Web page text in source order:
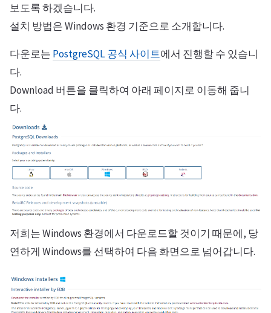
보도록 하겠습니다.
설치 방법은 Windows 환경 기준으로 소개합니다.
다운로는 PostgreSQL 공식 사이트에서 진행할 수 있습니
다.
Download 버튼을 클릭하여 아래 페이지로 이동해 줍니
다.
저희는 Windows 환경에서 다운로드할 것이기 때문에, 당
연하게 Windows를 선택하여 다음 화면으로 넘어갑니다.